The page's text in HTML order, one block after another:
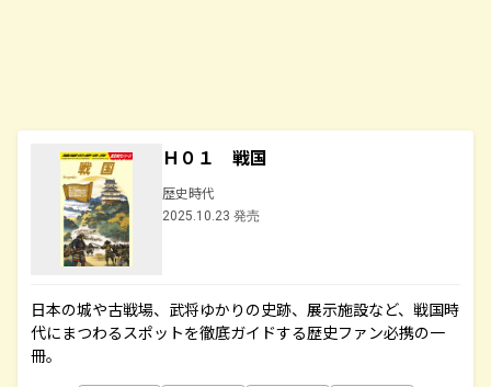
Ｈ０１ 戦国
歴史時代
2025.10.23 発売
日本の城や古戦場、武将ゆかりの史跡、展示施設など、戦国時
代にまつわるスポットを徹底ガイドする歴史ファン必携の一
冊。